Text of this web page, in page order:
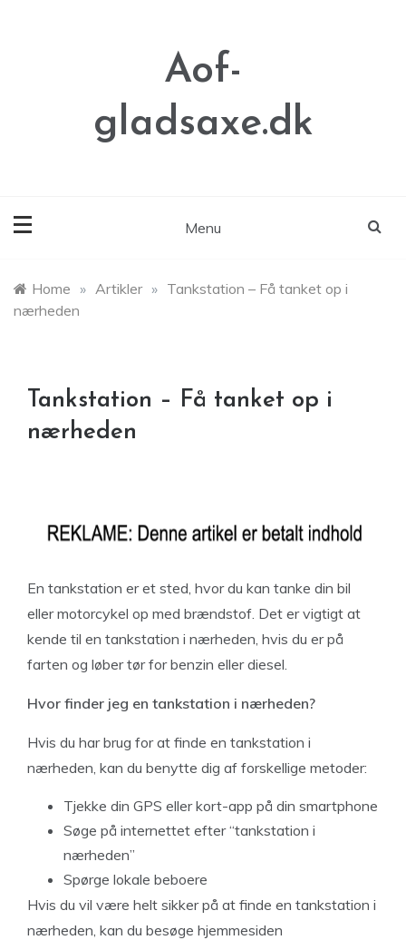
Aof-
gladsaxe.dk
Menu
Home » Artikler » Tankstation – Få tanket op i
nærheden
Tankstation – Få tanket op i
nærheden
En tankstation er et sted, hvor du kan tanke din bil
eller motorcykel op med brændstof. Det er vigtigt at
kende til en tankstation i nærheden, hvis du er på
farten og løber tør for benzin eller diesel.
Hvor finder jeg en tankstation i nærheden?
Hvis du har brug for at finde en tankstation i
nærheden, kan du benytte dig af forskellige metoder:
Tjekke din GPS eller kort-app på din smartphone
Søge på internettet efter “tankstation i
nærheden”
Spørge lokale beboere
Hvis du vil være helt sikker på at finde en tankstation i
nærheden, kan du besøge hjemmesiden